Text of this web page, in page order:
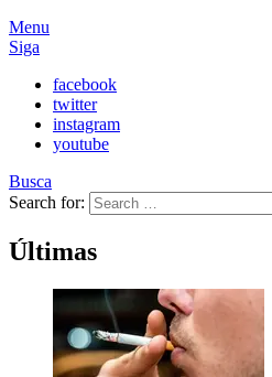
Menu
Siga
facebook
twitter
instagram
youtube
Busca
Search for:
Últimas